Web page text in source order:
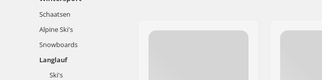
Schaatsen
Alpine Ski's
Snowboards
Langlauf
Ski's